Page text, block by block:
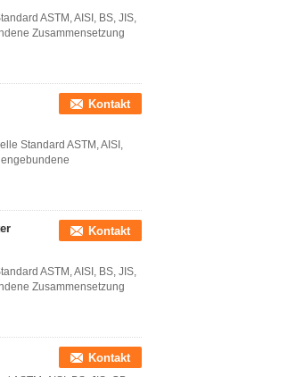
ASTM, AISI, BS, JIS,
Zusammensetzung
Kontakt
Standard ASTM, AISI,
Kontakt
ASTM, AISI, BS, JIS,
Zusammensetzung
Kontakt